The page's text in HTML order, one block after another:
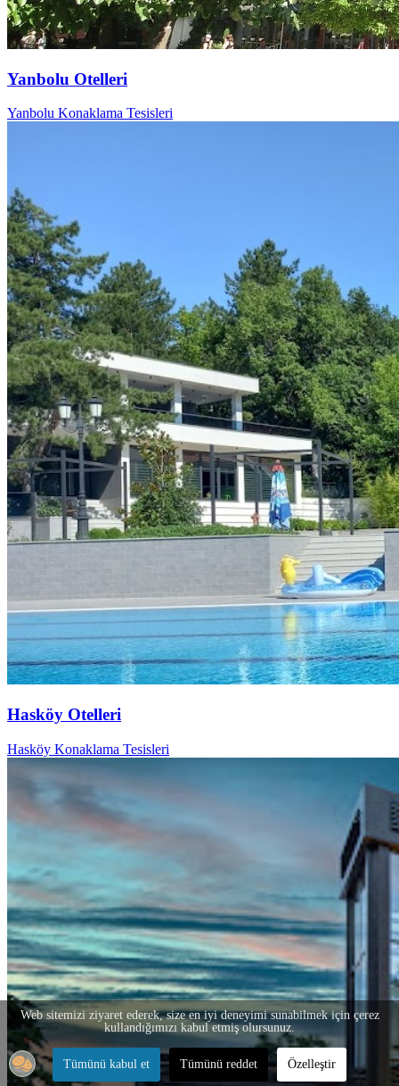
Yanbolu Otelleri
Yanbolu Konaklama Tesisleri
Hasköy Otelleri
Hasköy Konaklama Tesisleri
Web sitemizi ziyaret ederek, size en iyi deneyimi sunabilmek için çerez
kullandığımızı kabul etmiş olursunuz.
Tümünü kabul et Tümünü reddet Özelleştir